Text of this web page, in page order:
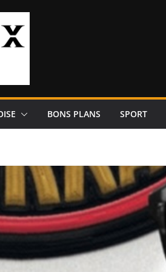
BONS PLANS SPORT